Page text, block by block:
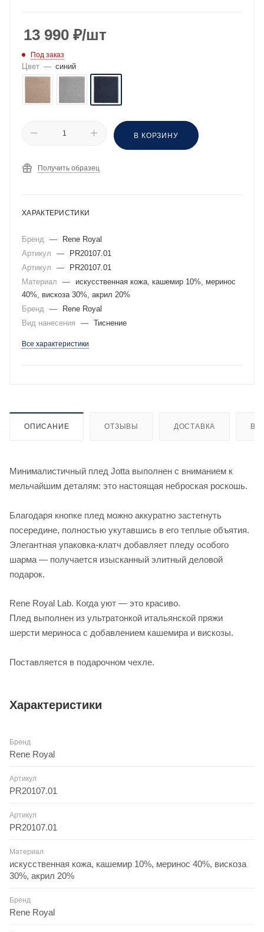
13 990 ₽/шт
Под заказ
Цвет — синий
В КОРЗИНУ
Получить образец
ХАРАКТЕРИСТИКИ
Бренд —
Rene Royal
Артикул
—
PR20107.01
Артикул
—
PR20107.01
Материал
—
искусственная кожа, кашемир 10%, меринос
40%, вискоза 30%, акрил 20%
Бренд
—
Rene Royal
Вид нанесения
— Тиснение
Все характеристики
ОПИСАНИЕ ОТЗЫВЫ ДОСТАВКА
Минималистичный плед Jotta выполнен с вниманием к
мельчайшим деталям: это настоящая неброская роскошь.
Благодаря кнопке плед можно аккуратно застегнуть
посередине, полностью укутавшись в его теплые объятия.
Элегантная упаковка-клатч добавляет пледу особого
шарма — получается изысканный элитный деловой
подарок.
Rene Royal Lab. Когда уют — это красиво.
Плед выполнен из ультратонкой итальянской пряжи
шерсти мериноса с добавлением кашемира и вискозы.
Поставляется в подарочном чехле.
Характеристики
Бренд
Rene Royal
Артикул
PR20107.01
Артикул
PR20107.01
Материал
искусственная кожа, кашемир 10%, меринос 40%, вискоза
30%, акрил 20%
Бренд
Rene Royal